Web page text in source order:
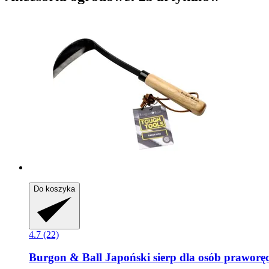
Do koszyka
4.7 (22)
Burgon & Ball Japoński sierp dla osób